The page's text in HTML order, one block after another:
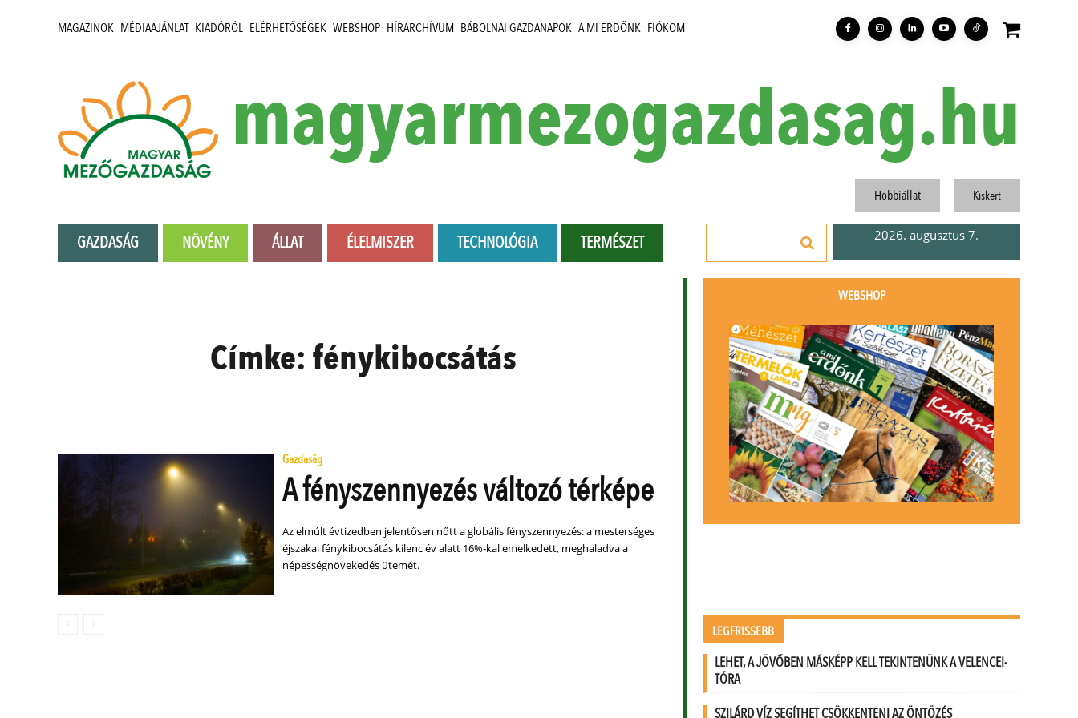
MAGAZINOK MÉDIAAJÁNLAT KIADÓRÓL ELÉRHETŐSÉGEK WEBSHOP HÍRARCHÍVUM BÁBOLNAI GAZDANAPOK A MI ERDŐNK FIÓKOM
magyarmezogazdasag.hu
GAZDASÁG NÖVÉNY ÁLLAT ÉLELMISZER TECHNOLÓGIA TERMÉSZET
Hobbiállat Kiskert
2026. augusztus 7.
Címke:fénykibocsátás
Gazdaság
A fényszennyezés változó térképe
Az elmúlt évtizedben jelentősen nőtt a globális fényszennyezés: a mesterséges
éjszakai fénykibocsátás kilenc év alatt 16%-kal emelkedett, meghaladva a
népességnövekedés ütemét.
WEBSHOP
LEGFRISSEBB
LEHET, A JÖVŐBEN MÁSKÉPP KELL TEKINTENÜNK A VELENCEI-
TÓRA
SZILÁRD VÍZ SEGÍTHET CSÖKKENTENI AZ ÖNTÖZÉS